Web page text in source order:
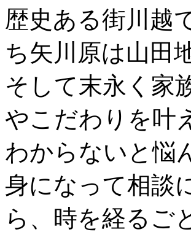
歴史ある街川越
ち矢川原は山田
そして末永く家
やこだわりを叶
わからないと悩
身になって相談
ら、時を経るご